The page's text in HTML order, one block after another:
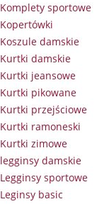
Komplety sportowe
Kopertówki
Koszule damskie
Kurtki damskie
Kurtki jeansowe
Kurtki pikowane
Kurtki przejściowe
Kurtki ramoneski
Kurtki zimowe
legginsy damskie
Legginsy sportowe
Leginsy basic